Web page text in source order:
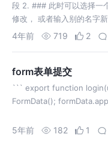
段 2. ### 此时可以选择一
修改， 或者输入别的名字
有的代码注释 4. ##
4年前 719 2
form表单提交
``` export function
FormData();
5年前 182 1